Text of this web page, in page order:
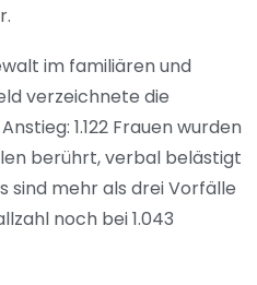
im familiären und
verzeichnete die
1.122 Frauen wurden
berührt, verbal belästigt
sind mehr als drei Vorfälle
noch bei 1.043